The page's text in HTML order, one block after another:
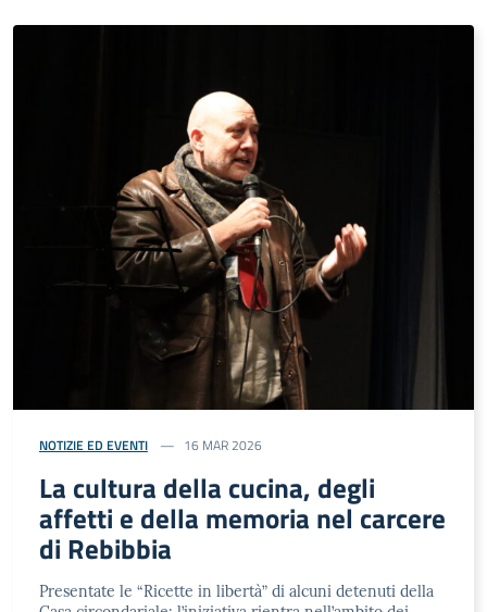
NOTIZIE ED EVENTI 16 MAR 2026
La cultura della cucina, degli
affetti e della memoria nel carcere
di Rebibbia
Presentate le “Ricette in libertà” di alcuni detenuti della